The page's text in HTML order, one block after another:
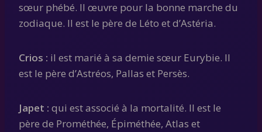
sœur phébé. Il œuvre pour la bonne marche du
zodiaque. Il est le père de Léto et d’Astéria.
Crios : il est marié à sa demie sœur Eurybie. Il
est le père d’Astréos, Pallas et Persès.
Japet : qui est associé à la mortalité. Il est le
père de Prométhée, Épiméthée, Atlas et